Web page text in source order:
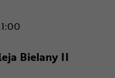
- CH Okęcie
Bielany II